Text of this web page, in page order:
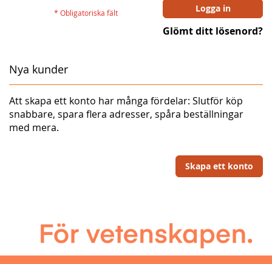
Logga in
Glömt ditt lösenord?
Nya kunder
Att skapa ett konto har många fördelar: Slutför köp
snabbare, spara flera adresser, spåra beställningar
med mera.
Skapa ett konto